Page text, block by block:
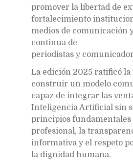
promover la libertad de
fortalecimiento
medios de comunicación
continua de
periodistas y
La edición 2025 ratificó la
construir un modelo
capaz de integrar las
Inteligencia Artificial sin
principios fundamentales
profesional, la
informativa y el respeto
la dignidad humana.